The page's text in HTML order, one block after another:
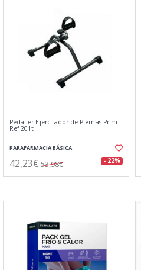
Pedalier Ejercitador de Piernas Prim
Ref 201t
PARAFARMACIA BÁSICA
42,23€ 53,98€ - 22%